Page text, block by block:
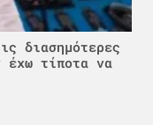
διασημότερες
έχω τίποτα να